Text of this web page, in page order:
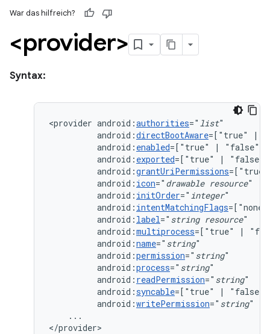
War das hilfreich?
<provider>
Syntax:
<provider android:authorities=" list
android:directBootAware=["true"
|
android: enabled=["true" |
android: exported=["true" |
android:grantUriPermissions=["true"
android: icon=" drawable resource
android: initOrder=" integer
android: intentMatchingFlags=["none"
android: label=" string resource
android:multiprocess=["true"
|
android:name=" string
android:permission=" string
android:process=" string
android: readPermission=" string
android:syncable=["true" |
android:writePermission=" string"
...
</provider>